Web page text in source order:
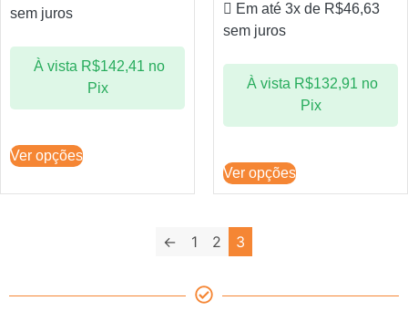
sem juros
À vista R$142,41 no
Pix
Ver opções
Em até 3x de R$46,63
sem juros
À vista R$132,91 no
Pix
Ver opções
← 1 2 3